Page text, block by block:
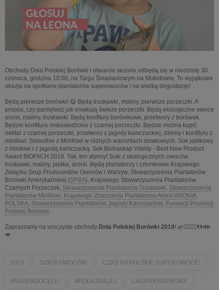
Obchody Dnia Polskiej Borówki i otwarcie sezonu odbędą się w niedzielę 30
czerwca, godzina 10:00, na Targu Śniadaniowym na Mokotowie. To wyjątkowa
okazja na spotkane plantatorów superowoców i na wielką degustacje!
Będą pierwsze borówki! 😋 Będą truskawki, maliny, pierwsze porzeczki. A
propos, czy pamiętasz jak smakują świeże porzeczki. Będą ekologiczne owoce
aronii, maliny, truskawki. Będą konfitury borówkowe, przetwory z borówek.
Będzie konfitura niskosłodzona z czarnej porzeczki. Będzie można kupić
nektar z czarnej porzeczki, przetwory z jagody kamczackiej, dżemy i konfitury z
minikiwi. Smoothie z MiniKiwi w różnych wariantach smakowych. Sok jabłkowy
z minikiwi i z jagodą kamczacką. Sok Biohaskap Vitality - Best New Product
Award BIOFACH 2019. Tak, ten słynny! Soki z ekologicznych owoców
truskawki, maliny, jabłka, aronii. Będą plantatorzy i członkowie Krajowego
Związku Grup Producentów Owoców i Warzyw, Stowarzyszenia Plantatorów
Borówki Amerykańskiej (SPBA), Krajowego Stowarzyszenia Plantatorów
Czarnych Porzeczek, Stowarzyszenia Plantatorów Truskawki Stowarzyszenia
Plantatorów MiniKiwi Krajowego Zrzeszenia Plantatorów Aronii ARONIA
POLSKA Stowarzyszenia Plantatorów Jagody Kamczackiej Fundacji Promocji
Polskiej Borówki
Zapraszamy na uroczyste obchody Dnia Polskiej Borówki 2019! 🌿💁‍♀️💁‍♂️👫👪
💋
2019 DZIEŃ OWOCÓW CZAS NA POLSKIE SUPEROWOCE!
#RAZEMDOCELU #PODAJDALEJ LAURA KRUPIŃSKA